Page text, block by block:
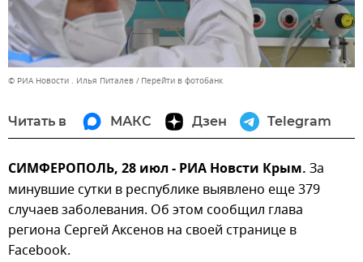
© РИА Новости . Илья Питалев Перейти в фотобанк
Читать в МАКС Дзен Telegram
СИМФЕРОПОЛЬ, 28 июл - РИА Новсти Крым. За
минувшие сутки в республике выявлено еще 379
случаев заболевания. Об этом сообщил глава
региона Сергей Аксенов на своей странице в
Facebook.